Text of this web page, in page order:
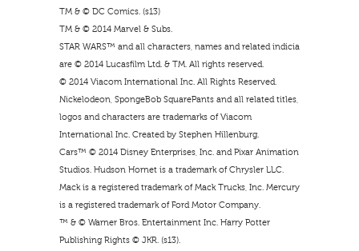
TM & © DC Comics. (s13)
TM & © 2014 Marvel & Subs.
STAR WARS™ and all characters, names and related indicia
are © 2014 Lucasfilm Ltd. & TM. All rights reserved.
© 2014 Viacom International Inc. All Rights Reserved.
Nickelodeon, SpongeBob SquarePants and all related titles,
logos and characters are trademarks of Viacom
International Inc. Created by Stephen Hillenburg.
Cars™ © 2014 Disney Enterprises, Inc. and Pixar Animation
Studios. Hudson Hornet is a trademark of Chrysler LLC.
Mack is a registered trademark of Mack Trucks, Inc. Mercury
is a registered trademark of Ford Motor Company.
™ & © Warner Bros. Entertainment Inc. Harry Potter
Publishing Rights © JKR. (s13).